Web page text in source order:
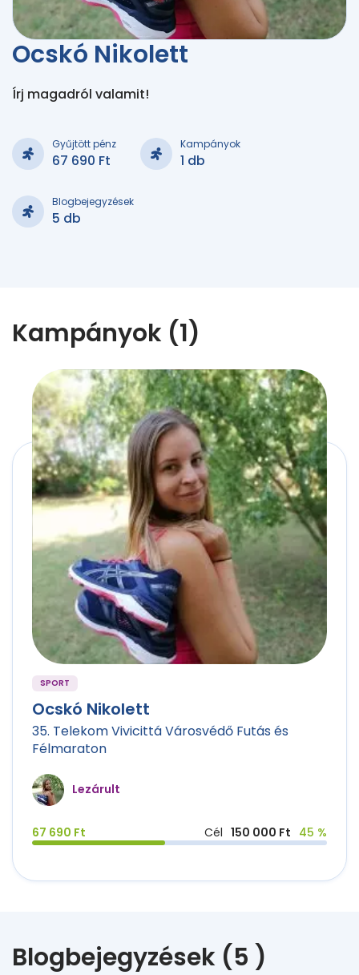
Ocskó Nikolett
Írj magadról valamit!
Gyűjtött pénz
67 690 Ft
Kampányok
1 db
Blogbejegyzések
5 db
Kampányok (1)
SPORT
Ocskó Nikolett
35. Telekom Vivicittá Városvédő Futás és
Félmaraton
Lezárult
67 690 Ft Cél 150 000 Ft 45 %
Blogbejegyzések (5 )